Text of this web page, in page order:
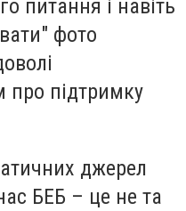
питання і навіть
фото
про підтримку
джерел
БЕБ – це не та